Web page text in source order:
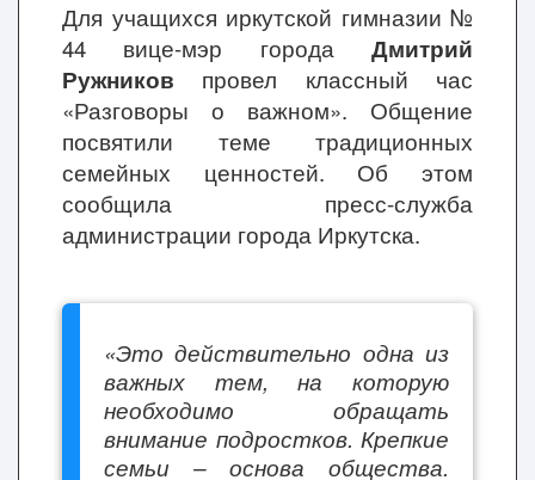
Для учащихся иркутской гимназии №
44 вице-мэр города Дмитрий
Ружников провел классный час
«Разговоры о важном». Общение
посвятили теме традиционных
семейных ценностей. Об этом
сообщила пресс-служба
администрации города Иркутска.
«Это действительно одна из
важных тем, на которую
необходимо обращать
внимание подростков. Крепкие
семьи – основа общества.